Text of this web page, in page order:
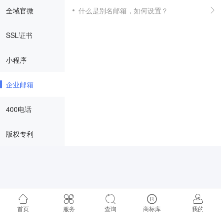
全域官微
SSL证书
小程序
企业邮箱
400电话
版权专利
什么是别名邮箱，如何设置？
首页 服务 查询 商标库 我的